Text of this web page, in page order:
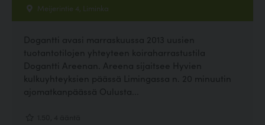
Meijerintie 4, Liminka
Dogantti avasi marraskuussa 2013 uusien
tuotantotilojen yhteyteen koiraharrastustila
Dogantti Areenan. Areena sijaitsee Hyvien
kulkuyhteyksien päässä Limingassa n. 20 minuutin
ajomatkanpäässä Oulusta...